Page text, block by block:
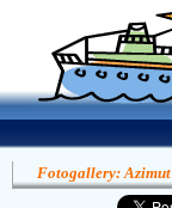
Fotogallery: Azimut